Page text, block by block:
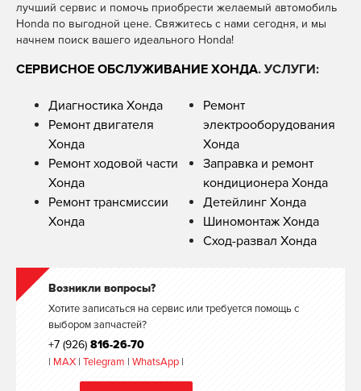
лучший сервис и помочь приобрести желаемый автомобиль
Honda по выгодной цене. Свяжитесь с нами сегодня, и мы
начнем поиск вашего идеального Honda!
СЕРВИСНОЕ ОБСЛУЖИВАНИЕ ХОНДА. УСЛУГИ:
Диагностика Хонда
Ремонт двигателя
Хонда
Ремонт ходовой части
Хонда
Ремонт трансмиссии
Хонда
Ремонт
электрооборудования
Хонда
Заправка и ремонт
кондиционера Хонда
Детейлинг Хонда
Шиномонтаж Хонда
Сход-развал Хонда
Возникли вопросы?
Хотите записаться на сервис или требуется помощь с
выбором запчастей?
+7 (926) 816-26-70
| MAX | Telegram | WhatsApp |